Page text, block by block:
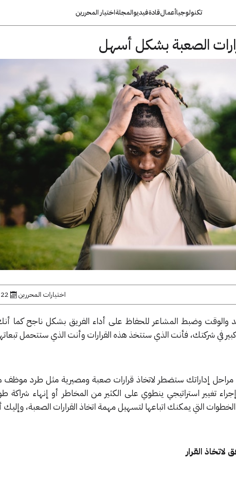
تكنولوجياأعمالقادةفيديوالمجلةاختيار المحررين
اختيارات المحررين 22 مايو, 2017
والوقت وضبط المشاعر للحفاظ على أداء الفريق بشكل ناجح كما
في شركتك، فأنت الذي ستتخذ هذه القرارات وأنت الذي ستتحمل
إداراتك ستضطر لاتخاذ قرارات صعبة ومصيرية مثل طرد موظف
تغيير استراتيجي ينطوي على الكثير من المخاطر أو إنهاء شراكة
التي يمكنك اتباعها لتسهيل مهمة اتخاذ القرارات الصعبة، وإليك
لاتخاذ القرار